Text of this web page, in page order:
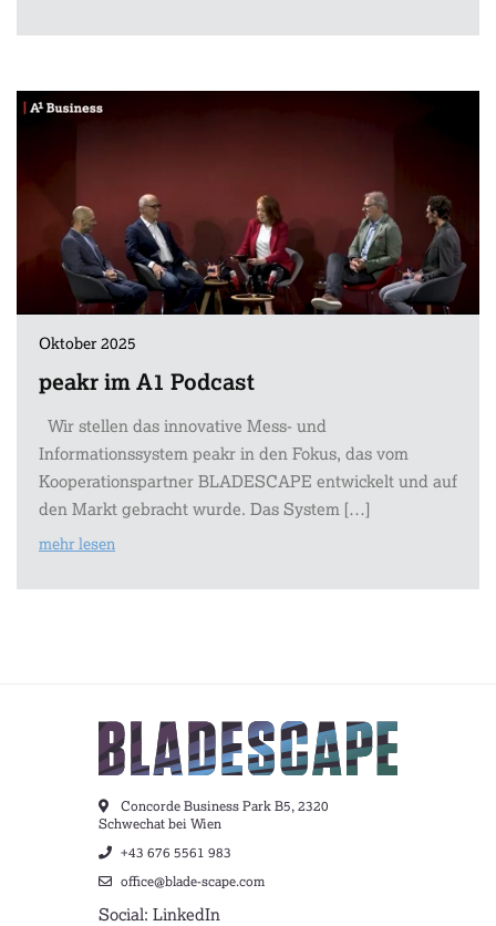
Oktober 2025
peakr im A1 Podcast
Wir stellen das innovative Mess- und
Informationssystem peakr in den Fokus, das vom
Kooperationspartner BLADESCAPE entwickelt und auf
den Markt gebracht wurde. Das System […]
mehr lesen
Concorde Business Park B5, 2320
Schwechat bei Wien
+43 676 5561 983
office@blade-scape.com
Social: LinkedIn